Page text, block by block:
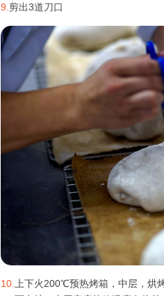
9. 剪出3道刀口
10.上下火200℃预热烤箱，中层，烘